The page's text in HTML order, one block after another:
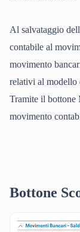
Al salvataggio
contabile al
movimento
relativi al modello
Tramite il bottone
movimento
Bottone